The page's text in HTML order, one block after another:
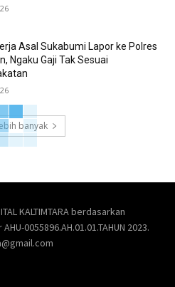
Asal Sukabumi Lapor ke Polres
Ngaku Gaji Tak Sesuai
banyak
KALTIMTARA berdasarkan
0055896.AH.01.01.TAHUN 2023.